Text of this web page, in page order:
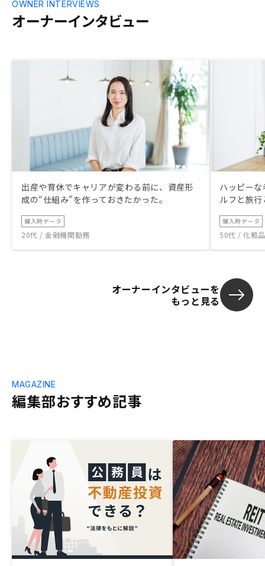
オーナーインタビュー
OWNER INTERVIEWS
出産や育休でキャリアが変わる前に、資産形
成の“仕組み”を作っておきたかった。
購入時データ
20代 / 金融機関勤務
ハッピー
ルフと旅
購入時データ
50代 / 化粧
オーナーインタビューを
もっと見る
編集部おすすめ記事
MAGAZINE